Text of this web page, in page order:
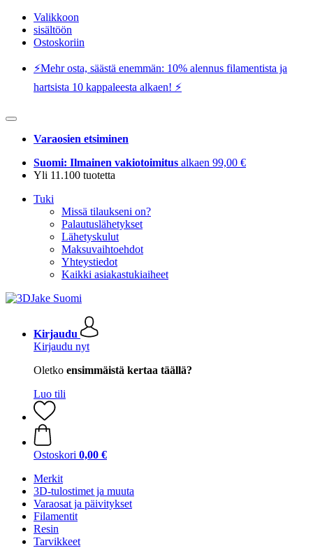
Valikkoon
sisältöön
Ostoskoriin
⚡️Mehr osta, säästä enemmän: 10% alennus filamentista ja
hartsista 10 kappaleesta alkaen! ⚡️
Varaosien etsiminen
Suomi: Ilmainen vakiotoimitus alkaen 99,00 €
Yli 11.100 tuotetta
Tuki
Missä tilaukseni on?
Palautuslähetykset
Lähetyskulut
Maksuvaihtoehdot
Yhteystiedot
Kaikki asiakastukiaiheet
Kirjaudu
Kirjaudu nyt
Oletko ensimmäistä kertaa täällä?
Luo tili
Ostoskori 0,00 €
Merkit
3D-tulostimet ja muuta
Varaosat ja päivitykset
Filamentit
Resin
Tarvikkeet